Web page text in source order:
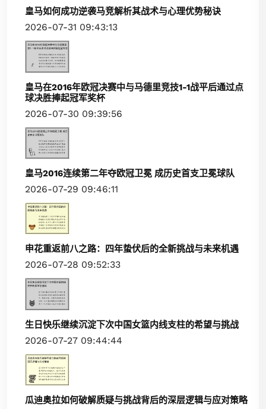
皇马如何成功逆袭马竞解析其战术与心理优势秘诀
2026-07-31 09:43:13
皇马在2016年欧冠决赛中与马德里竞技1-1战平后通过点
球决胜捧起冠军奖杯
2026-07-30 09:39:56
皇马2016连续第二年夺欧冠卫冕 成历史首支卫冕球队
2026-07-29 09:46:11
申花重返前八之路：四年蛰伏后的全新挑战与未来机遇
2026-07-28 09:52:33
生日快乐继续沉淀下次中国女篮内线支柱的希望与挑战
2026-07-27 09:44:44
瓜迪奥拉如何破解质疑与挑战背后的深层逻辑与应对策略